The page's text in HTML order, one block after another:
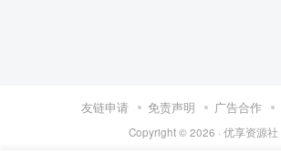
友链申请 免责声明 广告合作
Copyright © 2026 · 优享资源社